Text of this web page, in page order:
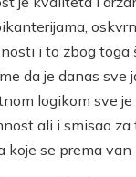
i to zbog
da je danas
logikom sve
ali i smisao za
koje se prema